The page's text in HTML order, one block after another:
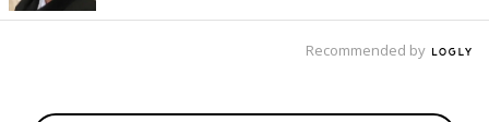
Recommended by